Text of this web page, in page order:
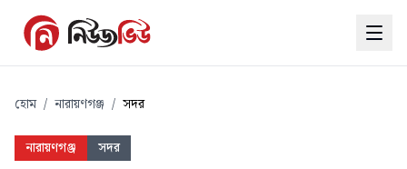
হোম / নারায়ণগঞ্জ / সদর
নারায়ণগঞ্জ সদর